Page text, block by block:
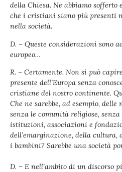
della Chiesa. Ne abbiamo
che i cristiani siano più presenti
nella società.
D. – Queste considerazioni sono
europeo…
R. – Certamente. Non si può
presente dell’Europa senza
cristiane del nostro continente.
Che ne sarebbe, ad esempio,
senza le comunità religiose,
istituzioni, associazioni e
dell’emarginazione, della
i bambini? Sarebbe una società
D. – E nell’ambito di un discorso